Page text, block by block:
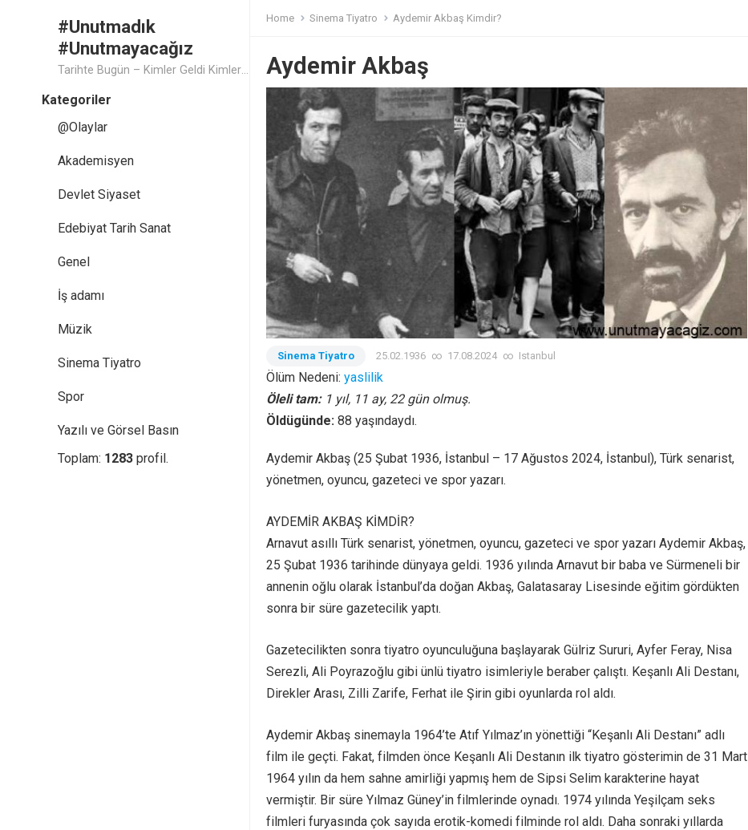
#Unutmadık
#Unutmayacağız
Tarihte Bugün – Kimler Geldi Kimler Geçti..
Kategoriler
@Olaylar
Akademisyen
Devlet Siyaset
Edebiyat Tarih Sanat
Genel
İş adamı
Müzik
Sinema Tiyatro
Spor
Yazılı ve Görsel Basın
Toplam: 1283 profil.
Home Sinema Tiyatro Aydemir Akbaş Kimdir?
Aydemir Akbaş
Sinema Tiyatro 25.02.1936 ∞ 17.08.2024 ∞ Istanbul
Ölüm Nedeni: yaslilik
Öleli tam: 1 yıl, 11 ay, 22 gün olmuş.
Öldügünde: 88 yaşındaydı.
Aydemir Akbaş (25 Şubat 1936, İstanbul – 17 Ağustos 2024, İstanbul), Türk senarist,
yönetmen, oyuncu, gazeteci ve spor yazarı.
AYDEMİR AKBAŞ KİMDİR?
Arnavut asıllı Türk senarist, yönetmen, oyuncu, gazeteci ve spor yazarı Aydemir Akbaş,
25 Şubat 1936 tarihinde dünyaya geldi. 1936 yılında Arnavut bir baba ve Sürmeneli bir
annenin oğlu olarak İstanbul’da doğan Akbaş, Galatasaray Lisesinde eğitim gördükten
sonra bir süre gazetecilik yaptı.
Gazetecilikten sonra tiyatro oyunculuğuna başlayarak Gülriz Sururi, Ayfer Feray, Nisa
Serezli, Ali Poyrazoğlu gibi ünlü tiyatro isimleriyle beraber çalıştı. Keşanlı Ali Destanı,
Direkler Arası, Zilli Zarife, Ferhat ile Şirin gibi oyunlarda rol aldı.
Aydemir Akbaş sinemayla 1964’te Atıf Yılmaz’ın yönettiği “Keşanlı Ali Destanı” adlı
film ile geçti. Fakat, filmden önce Keşanlı Ali Destanın ilk tiyatro gösterimin de 31 Mart
1964 yılın da hem sahne amirliği yapmış hem de Sipsi Selim karakterine hayat
vermiştir. Bir süre Yılmaz Güney’in filmlerinde oynadı. 1974 yılında Yeşilçam seks
filmleri furyasında çok sayıda erotik-komedi filminde rol aldı. Daha sonraki yıllarda